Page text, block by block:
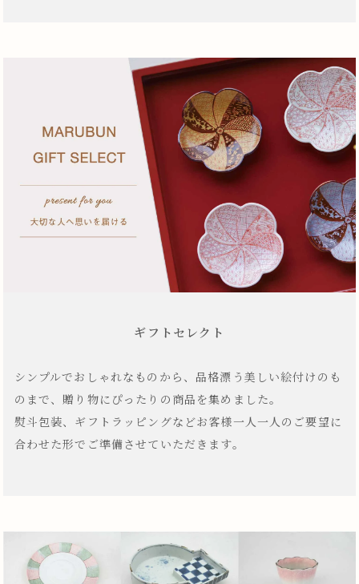
ギフトセレクト
シンプルでおしゃれなものから、品格漂う美しい絵付けのも
のまで、贈り物にぴったりの商品を集めました。
熨斗包装、ギフトラッピングなどお客様一人一人のご要望に
合わせた形でご準備させていただきます。